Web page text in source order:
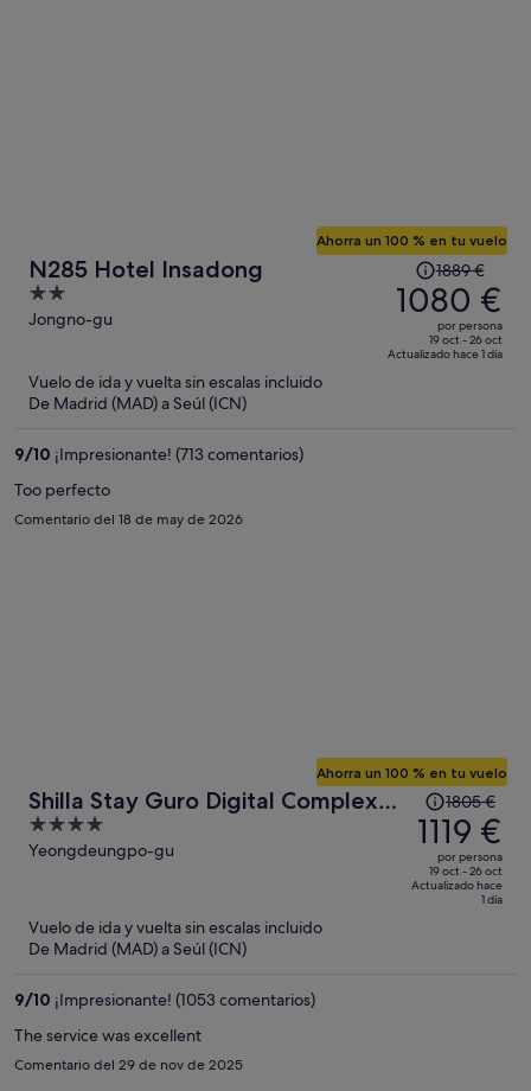
N285 Hotel Insadong
2
out
Jongno-gu
Ahorra un 100 % en tu vuelo
precio
era
1889 €,
1889 €
1080 €
por persona
19 oct - 26 oct
Actualizado hace 1 día
Vuelo de ida y vuelta sin escalas incluido
De Madrid (MAD) a Seúl (ICN)
9/10 ¡Impresionante! (713 comentarios)
Too perfecto
Comentario del 18 de may de 2026
Shilla Stay Guro Digital Complex
Station
4
out
Yeongdeungpo-gu
Ahorra un 100 % en tu vuelo
El
precio
era
de
1805 €,
1805 €
1119 €
por persona
19 oct - 26 oct
Actualizado hace
1 día
Vuelo de ida y vuelta sin escalas incluido
De Madrid (MAD) a Seúl (ICN)
9/10 ¡Impresionante! (1053 comentarios)
The service was excellent
Comentario del 29 de nov de 2025